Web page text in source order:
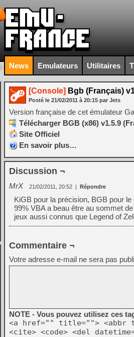
News Emulateurs Utilitaires
[Console] Bgb (Français)
Posté le 21/02/2011 à 20:15 par Jets
Version française de cet émulateur
Télécharger BGB (x86) v1.5.9
Site Officiel
En savoir plus…
Discussion ¬
MrX 21/02/2011, 20:52 | Répondre
KiGB pour la précision, BGB pour
99% VBA a beau être au sommet
jeux aussi connus que Legend of
Commentaire ¬
Votre adresse e-mail ne sera pas
NOTE - Vous pouvez utilisez ces
<a href="" title=""> <abbr
<cite> <code> <del